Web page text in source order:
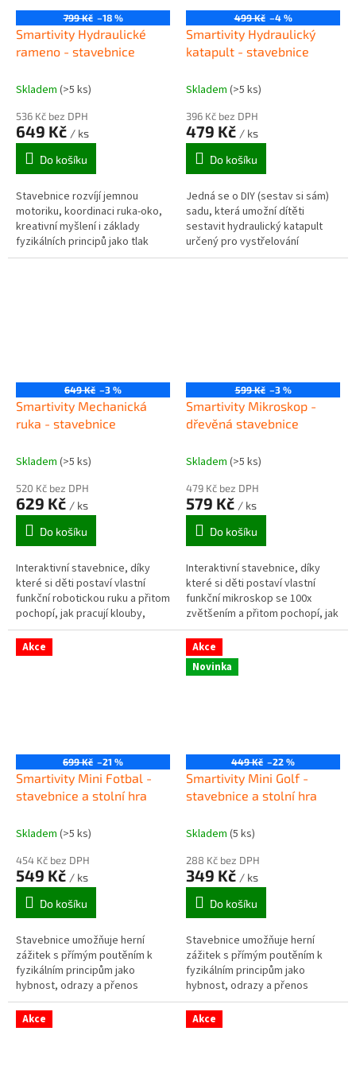
799 Kč –18 %
Smartivity Hydraulické
rameno - stavebnice
Skladem (>5 ks)
536 Kč bez DPH
649 Kč / ks
Do košíku
Stavebnice rozvíjí jemnou
motoriku, koordinaci ruka‑oko,
kreativní myšlení i základy
fyzikálních principů jako tlak
kapaliny, páka, síla a
499 Kč –4 %
Smartivity Hydraulický
katapult - stavebnice
Skladem (>5 ks)
396 Kč bez DPH
479 Kč / ks
Do košíku
Jedná se o DIY (sestav si sám)
sadu, která umožní dítěti
sestavit hydraulický katapult
určený pro vystřelování
papírových letadel (nebo
649 Kč –3 %
Smartivity Mechanická
ruka - stavebnice
Skladem (>5 ks)
520 Kč bez DPH
629 Kč / ks
Do košíku
Interaktivní stavebnice, díky
které si děti postaví vlastní
funkční robotickou ruku a přitom
pochopí, jak pracují klouby,
táhla a převody v lidském těle i
mechanice.
599 Kč –3 %
Smartivity Mikroskop -
dřevěná stavebnice
Skladem (>5 ks)
479 Kč bez DPH
579 Kč / ks
Do košíku
Interaktivní stavebnice, díky
které si děti postaví vlastní
funkční mikroskop se 100x
zvětšením a přitom pochopí, jak
pracuje.
Akce
699 Kč –21 %
Smartivity Mini Fotbal -
stavebnice a stolní hra
Skladem (>5 ks)
454 Kč bez DPH
549 Kč / ks
Do košíku
Stavebnice umožňuje herní
zážitek s přímým poutěním k
fyzikálním principům jako
hybnost, odrazy a přenos
pohybu – ideální pro pochopení
pohybu koulí v reálném čase.
Akce
Novinka
449 Kč –22 %
Smartivity Mini Golf -
stavebnice a stolní hra
Skladem (5 ks)
288 Kč bez DPH
349 Kč / ks
Do košíku
Stavebnice umožňuje herní
zážitek s přímým poutěním k
fyzikálním principům jako
hybnost, odrazy a přenos
pohybu – ideální pro pochopení
pohybu koulí v reálném čase.
Akce Akce